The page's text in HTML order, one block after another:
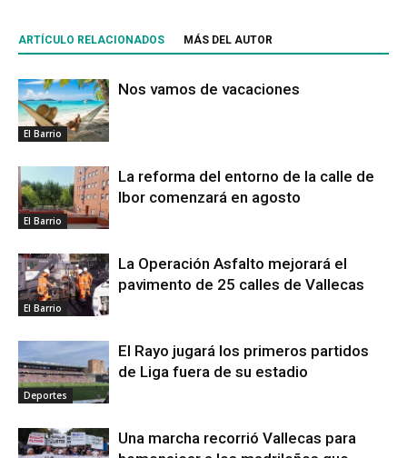
ARTÍCULO RELACIONADOS MÁS DEL AUTOR
El Barrio
Nos vamos de vacaciones
El Barrio
La reforma del entorno de la calle de
Ibor comenzará en agosto
El Barrio
La Operación Asfalto mejorará el
pavimento de 25 calles de Vallecas
Deportes
El Rayo jugará los primeros partidos
de Liga fuera de su estadio
Una marcha recorrió Vallecas para